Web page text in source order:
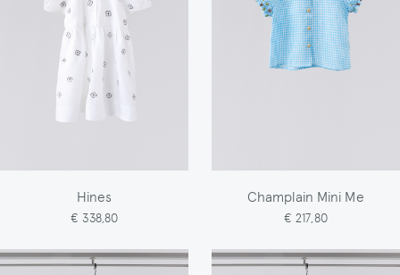
Hines
€ 338,80
Champlain Mini Me
€ 217,80